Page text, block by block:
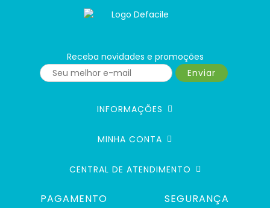
Receba novidades e promoções
Enviar
INFORMAÇÕES
MINHA CONTA
CENTRAL DE ATENDIMENTO
PAGAMENTO SEGURANÇA